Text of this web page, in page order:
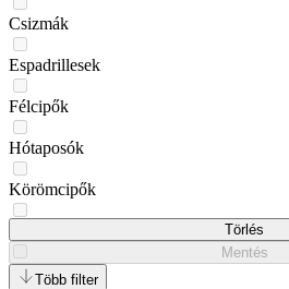
Csizmák
Espadrillesek
Félcipők
Hótaposók
Körömcipők
Lords
Törlés
Mentés
Több filter